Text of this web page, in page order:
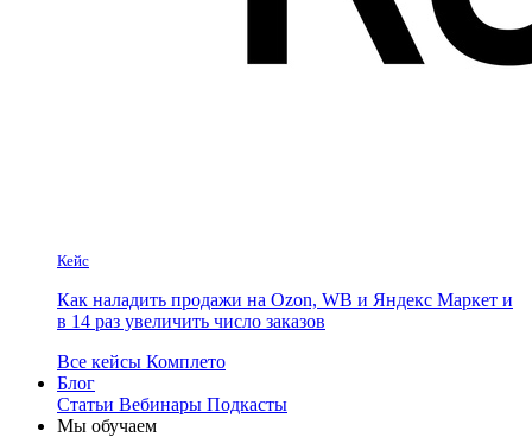
Кейс
Как наладить продажи на Ozon, WB и Яндекс Маркет и
в 14 раз увеличить число заказов
Все кейсы Комплето
Блог
Статьи Вебинары Подкасты
Мы обучаем